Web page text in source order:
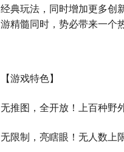
经典玩法，同时增加更多创
游精髓同时，势必带来一个
【游戏特色】
无推图，全开放！上百种野
无限制，亮瞎眼！无人数上